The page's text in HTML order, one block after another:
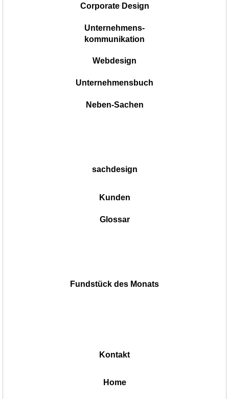
Corporate Design
Unternehmens-
kommunikation
Webdesign
Unternehmensbuch
Neben-Sachen
sachdesign
Kunden
Glossar
Fundstück des Monats
Kontakt
Home